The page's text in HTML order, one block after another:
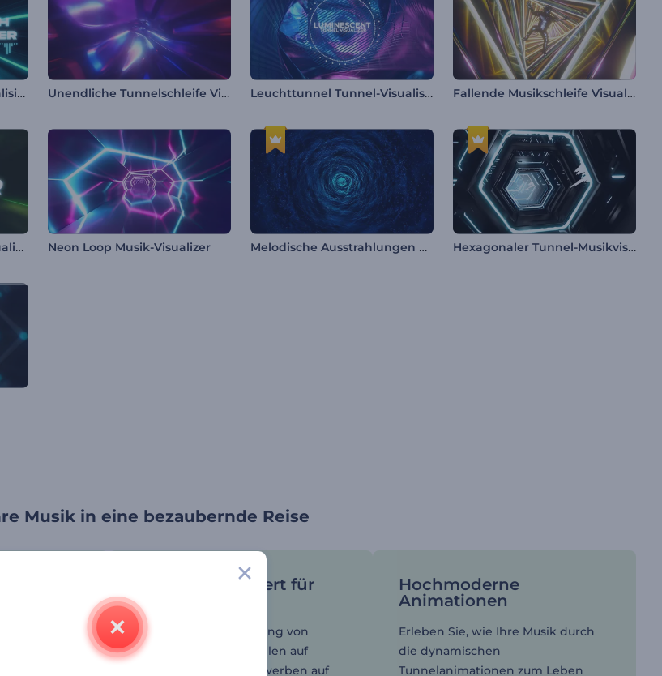
Neon Tunnel Drähte Visualisierer Unendliche Tunnelschleife Visualisierer Leuchttunnel Tunnel-Visualisierer Fallende Musikschleife Visualisierer
Futuristischer Tunnel-Visualisierer Neon Loop Musik-Visualizer Melodische Ausstrahlungen Visualisierer Hexagonaler Tunnel-Musikvisualisierer
Musik in eine bezaubernde Reise
der perfekt
passt,
Ihrer Musik,
Massgeschneidert für
jedes Projekt
Von der Veröffentlichung von
Singles bis hin zum Teilen auf
YouTube und dem Bewerben auf
Hochmoderne
Animationen
Erleben Sie, wie Ihre Musik durch
die dynamischen
Tunnelanimationen zum Leben